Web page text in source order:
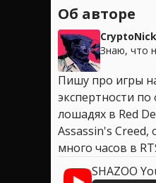
Об авторе
CryptoNick
Знаю, что
Пишу про игры
экспертности
лошадях в Red
Assassin's Creed,
много часов в
SHAZOO